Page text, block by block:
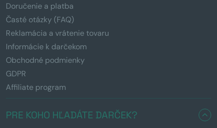
Doručenie a platba
Časté otázky (FAQ)
Reklamácia a vrátenie tovaru
Informácie k darčekom
Obchodné podmienky
GDPR
Affiliate program
PRE KOHO HĽADÁTE DARČEK?